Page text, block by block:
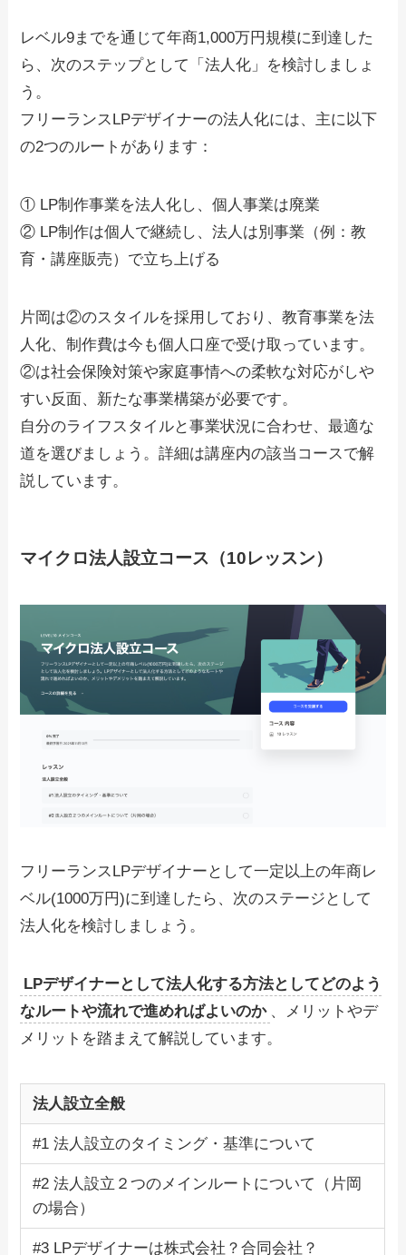
レベル9までを通じて年商1,000万円規模に到達した
ら、次のステップとして「法人化」を検討しましょ
う。
フリーランスLPデザイナーの法人化には、主に以下
の2つのルートがあります：
① LP制作事業を法人化し、個人事業は廃業
② LP制作は個人で継続し、法人は別事業（例：教
育・講座販売）で立ち上げる
片岡は②のスタイルを採用しており、教育事業を法
人化、制作費は今も個人口座で受け取っています。
②は社会保険対策や家庭事情への柔軟な対応がしや
すい反面、新たな事業構築が必要です。
自分のライフスタイルと事業状況に合わせ、最適な
道を選びましょう。詳細は講座内の該当コースで解
説しています。
マイクロ法人設立コース（10レッスン）
フリーランスLPデザイナーとして一定以上の年商レ
ベル(1000万円)に到達したら、次のステージとして
法人化を検討しましょう。
LPデザイナーとして法人化する方法としてどのよう
なルートや流れで進めればよいのか 、メリットやデ
メリットを踏まえて解説しています。
法人設立全般
#1 法人設立のタイミング・基準について
#2 法人設立２つのメインルートについて（片岡
の場合）
#3 LPデザイナーは株式会社？合同会社？